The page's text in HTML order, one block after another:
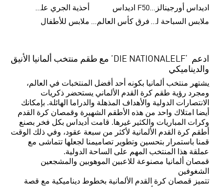
اديداس أورجينالز صنادل للنساءF50 اديداس
أحذية الجري على الطرق الوعرة للرجال
ملابس السباحة للنساء
فرق كأس العالم FIFA 26™ ملابس للأطفال
ادعم ‘DIE NATIONALELF’ مع طقم منتخب ألمانيا الأنيق
والديناميكي
يشتهر منتخب ألمانيا بكونه أحد أفضل المنتخبات في العالم،
ومجرد رؤية طقم كرة القدم الألماني يستحضر ذكريات
الانتصارات الدولية والأهداف المذهلة والدراما الهائلة. بإمكانك
أيضا امتلاك واحد من هذه الأطقم الشهيرة وقمصان كرة القدم
وكرات المباريات والكثير غيرها. قامت أديداس بكل فخر بصنع
أطقم كرة القدم الألمانية لأكثر من سبعة عقود، وفي ذلك الوقت
قمنا باستمرار بتحسين وتطوير تصاميمنا لجعلها تتماشى مع
عملقة هذا المنتخب المهم على الساحة الدولية.
قمصان ألمانيا مصنوعة للاعبين الموهوبين والمشجعين
الشغوفين
تتميز قمصان كرة القدم الألمانية بخطوط ديناميكية مع قصة